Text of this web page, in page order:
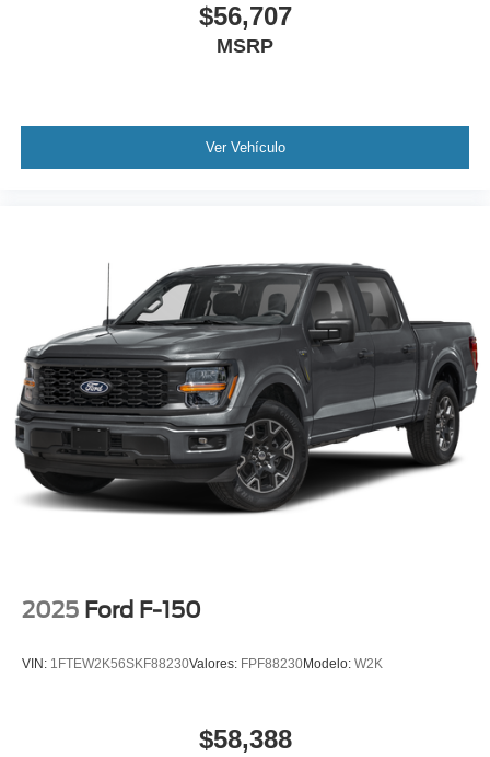
$56,707
MSRP
Ver Vehículo
2025 Ford F-150
VIN: 1FTEW2K56SKF88230Valores: FPF88230Modelo: W2K
$58,388